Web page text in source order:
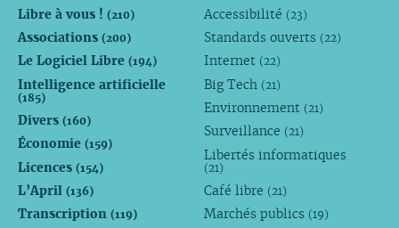
Libre à vous ! (210)
Associations (200)
Le Logiciel Libre (194)
Intelligence artificielle
(185)
Divers (160)
Économie (159)
Licences (154)
L’April (136)
Transcription (119)
Accessibilité (23)
Standards ouverts (22)
Internet (22)
Big Tech (21)
Environnement (21)
Surveillance (21)
Libertés informatiques
(21)
Café libre (21)
Marchés publics (19)